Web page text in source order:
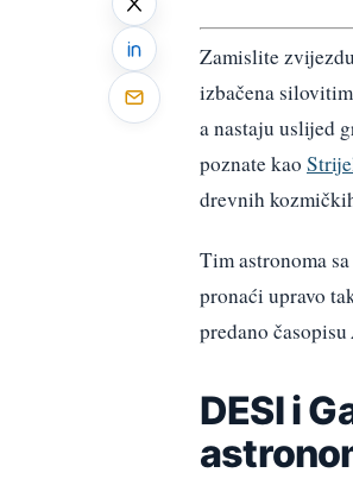
Zamislite
izbačena
a nastaju uslijed
poznate kao
drevnih
Tim astronoma
pronaći upravo
predano časopisu
DESI i